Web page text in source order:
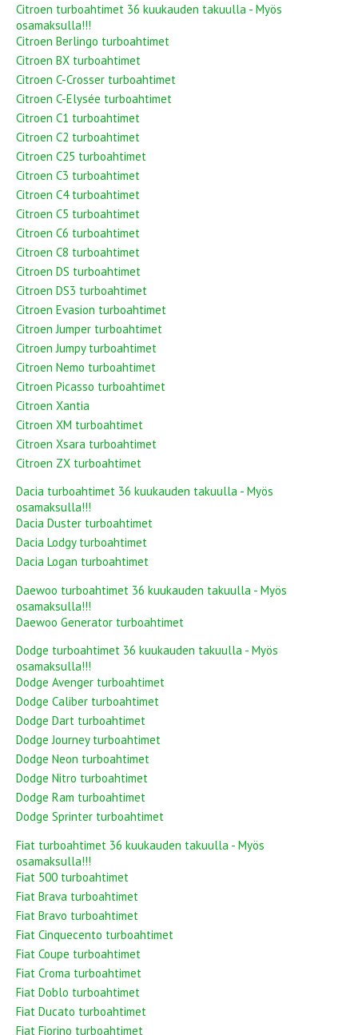
Citroen turboahtimet 36 kuukauden takuulla - Myös
osamaksulla!!!
Citroen Berlingo turboahtimet
Citroen BX turboahtimet
Citroen C-Crosser turboahtimet
Citroen C-Elysée turboahtimet
Citroen C1 turboahtimet
Citroen C2 turboahtimet
Citroen C25 turboahtimet
Citroen C3 turboahtimet
Citroen C4 turboahtimet
Citroen C5 turboahtimet
Citroen C6 turboahtimet
Citroen C8 turboahtimet
Citroen DS turboahtimet
Citroen DS3 turboahtimet
Citroen Evasion turboahtimet
Citroen Jumper turboahtimet
Citroen Jumpy turboahtimet
Citroen Nemo turboahtimet
Citroen Picasso turboahtimet
Citroen Xantia
Citroen XM turboahtimet
Citroen Xsara turboahtimet
Citroen ZX turboahtimet
Dacia turboahtimet 36 kuukauden takuulla - Myös
osamaksulla!!!
Dacia Duster turboahtimet
Dacia Lodgy turboahtimet
Dacia Logan turboahtimet
Daewoo turboahtimet 36 kuukauden takuulla - Myös
osamaksulla!!!
Daewoo Generator turboahtimet
Dodge turboahtimet 36 kuukauden takuulla - Myös
osamaksulla!!!
Dodge Avenger turboahtimet
Dodge Caliber turboahtimet
Dodge Dart turboahtimet
Dodge Journey turboahtimet
Dodge Neon turboahtimet
Dodge Nitro turboahtimet
Dodge Ram turboahtimet
Dodge Sprinter turboahtimet
Fiat turboahtimet 36 kuukauden takuulla - Myös
osamaksulla!!!
Fiat 500 turboahtimet
Fiat Brava turboahtimet
Fiat Bravo turboahtimet
Fiat Cinquecento turboahtimet
Fiat Coupe turboahtimet
Fiat Croma turboahtimet
Fiat Doblo turboahtimet
Fiat Ducato turboahtimet
Fiat Fiorino turboahtimet